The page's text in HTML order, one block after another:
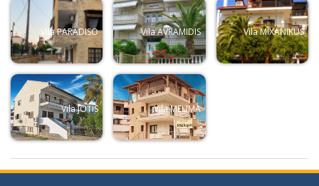
Vila PARADISO Vila AVRAMIDIS Vila MIXANIKUS
Vila JOTIS Vila MELIMA